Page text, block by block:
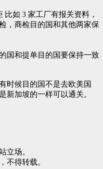
如 3 家工厂有报关资料，
，商检目的国和其他两家保
国和提单目的国要保持一致
时候目的国不是去欧美国
新加坡的一样可以通关。
立场。
不得转载。